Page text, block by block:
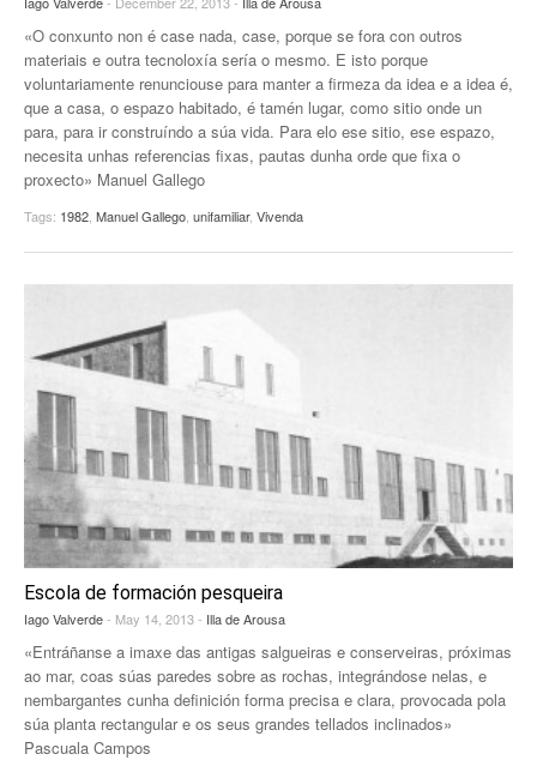
«O conxunto non é case nada, case, porque se fora con outros
materiais e outra tecnoloxía sería o mesmo. E isto porque
voluntariamente renunciouse para manter a firmeza da idea e a idea é,
que a casa, o espazo habitado, é tamén lugar, como sitio onde un
para, para ir construíndo a súa vida. Para elo ese sitio, ese espazo,
necesita unhas referencias fixas, pautas dunha orde que fixa o
proxecto» Manuel Gallego
Tags: 1982, Manuel Gallego, unifamiliar, Vivenda
Escola de formación pesqueira
Iago Valverde- May 14, 2013 - Illa de Arousa
«Entráñanse a imaxe das antigas salgueiras e conserveiras, próximas
ao mar, coas súas paredes sobre as rochas, integrándose nelas, e
nembargantes cunha definición forma precisa e clara, provocada pola
súa planta rectangular e os seus grandes tellados inclinados»
Pascuala Campos